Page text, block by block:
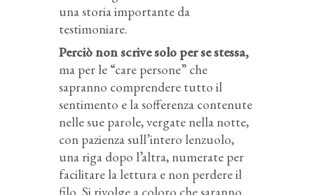
una storia importante da
testimoniare.
Perciò non scrive solo per se stessa,
ma per le “care persone” che
sapranno comprendere tutto il
sentimento e la sofferenza contenute
nelle sue parole, vergate nella notte,
con pazienza sull’intero lenzuolo,
una riga dopo l’altra, numerate per
facilitare la lettura e non perdere il